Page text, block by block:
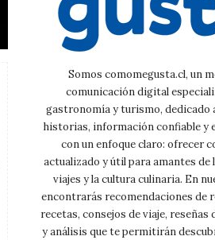
Somos comomegusta.cl, un
comunicación digital
gastronomía y turismo, dedicado
historias, información confiable y
con un enfoque claro: ofrecer
actualizado y útil para amantes de
viajes y la cultura culinaria. En
encontrarás recomendaciones de
recetas, consejos de viaje, reseñas
y análisis que te permitirán